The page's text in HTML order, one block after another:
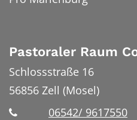
Pastoraler Raum
Schlossstraße 16
56856 Zell (Mosel)
06542/ 9617550